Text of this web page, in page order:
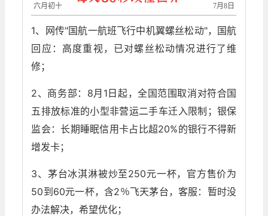
7月8日
六月初十
1、网传"国航一航班飞行中机翼螺丝松动"，国航
回应：高度重视，已对螺丝松动情况进行了维
修；
2、商务部：8月1日起，全国范围取消对符合国
五排放标准的小型非营运二手车迁入限制；银保
监会：长期睡眠信用卡占比超20%的银行不得新
增发卡；
3、茅台冰淇淋被炒至250元一杯，官方售价为
50到60元一杯，含2％飞天茅台，客服：暂时没
办法解决，希望优化；